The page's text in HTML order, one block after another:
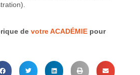
de votre ACADÉMIE pour